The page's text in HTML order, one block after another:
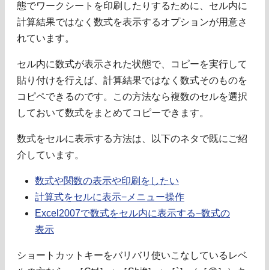
態でワークシートを印刷したりするために、セル内に
計算結果ではなく数式を表示するオプションが用意さ
れています。
セル内に数式が表示された状態で、コピーを実行して
貼り付けを行えば、計算結果ではなく数式そのものを
コピペできるのです。この方法なら複数のセルを選択
しておいて数式をまとめてコピーできます。
数式をセルに表示する方法は、以下のネタで既にご紹
介しています。
数式や関数の表示や印刷をしたい
計算式をセルに表示−メニュー操作
Excel2007で数式をセル内に表示する−数式の
表示
ショートカットキーをバリバリ使いこなしているレベ